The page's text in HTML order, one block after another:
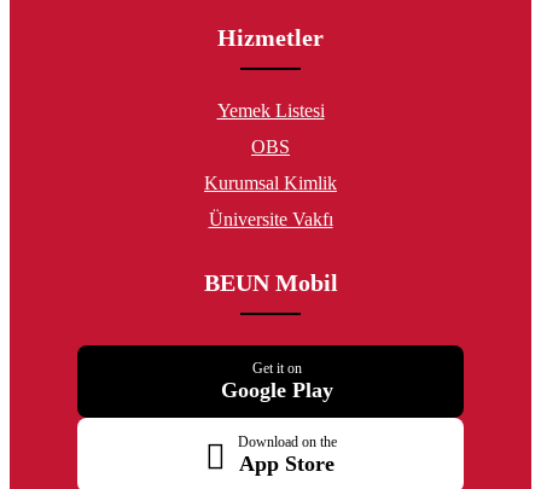
Hizmetler
Yemek Listesi
OBS
Kurumsal Kimlik
Üniversite Vakfı
BEUN Mobil
Get it on
Google Play
Download on the
App Store